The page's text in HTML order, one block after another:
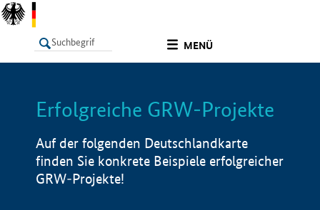
MENÜ
LISTE Info
Erfolgreiche GRW-Projekte
Auf der folgenden Deutschlandkarte
finden Sie konkrete Beispiele erfolgreicher
GRW-Projekte!